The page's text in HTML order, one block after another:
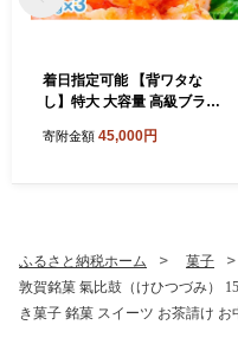
着日指定可能 【背ワタな
し】特大 大容量 高級ブラッ
約1kg (解凍時800g前後) / 約
感謝祭】[024-a042_A20]
寄附金額 45,000円
ふるさと納税ホーム 菓子
敦賀銘菓 氣比鼓（けひつづみ）
き菓子 銘菓 スイーツ お茶請け お